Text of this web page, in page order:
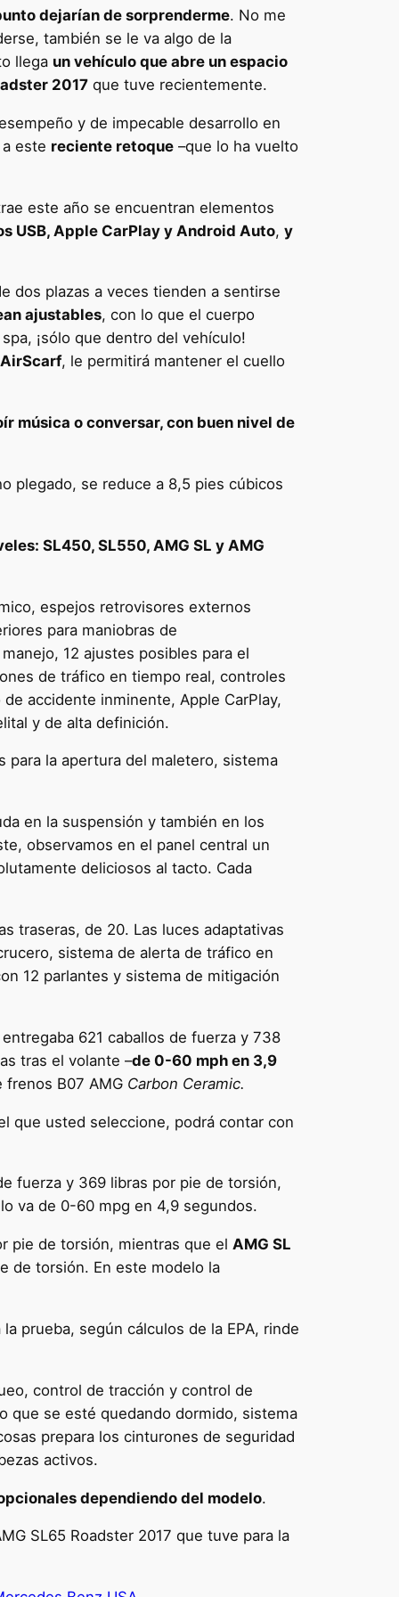
dejarían de sorprenderme. No me
también se le va algo de la
llega un vehículo que abre un espacio
2017 que tuve recientemente.
y de impecable desarrollo en
este reciente retoque –que lo ha vuelto
este año se encuentran elementos
USB, Apple CarPlay y Android Auto, y
dos plazas a veces tienden a sentirse
ajustables, con lo que el cuerpo
¡sólo que dentro del vehículo!
, le permitirá mantener el cuello
música o conversar, con buen nivel de
plegado, se reduce a 8,5 pies cúbicos
SL450, SL550, AMG SL y AMG
espejos retrovisores externos
para maniobras de
12 ajustes posibles para el
de tráfico en tiempo real, controles
accidente inminente, Apple CarPlay,
y de alta definición.
para la apertura del maletero, sistema
en la suspensión y también en los
observamos en el panel central un
deliciosos al tacto. Cada
traseras, de 20. Las luces adaptativas
sistema de alerta de tráfico en
12 parlantes y sistema de mitigación
621 caballos de fuerza y 738
tras el volante –de 0-60 mph en 3,9
frenos B07 AMG Carbon Ceramic.
que usted seleccione, podrá contar con
fuerza y 369 libras por pie de torsión,
va de 0-60 mpg en 4,9 segundos.
pie de torsión, mientras que el AMG SL
de torsión. En este modelo la
prueba, según cálculos de la EPA, rinde
control de tracción y control de
que se esté quedando dormido, sistema
prepara los cinturones de seguridad
activos.
dependiendo del modelo.
SL65 Roadster 2017 que tuve para la